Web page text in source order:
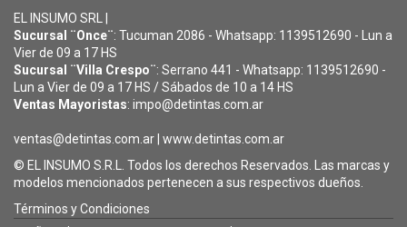
EL INSUMO SRL |
Sucursal ¨Once¨: Tucuman 2086 - Whatsapp: 1139512690 - Lun a
Vier de 09 a 17 HS
Sucursal ¨Villa Crespo¨: Serrano 441 - Whatsapp: 1139512690 -
Lun a Vier de 09 a 17 HS / Sábados de 10 a 14 HS
Ventas Mayoristas: impo@detintas.com.ar
ventas@detintas.com.ar www.detintas.com.ar
© EL INSUMO S.R.L. Todos los derechos Reservados. Las marcas y
modelos mencionados pertenecen a sus respectivos dueños.
Términos y Condiciones